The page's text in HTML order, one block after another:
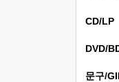
CD/LP
DVD/
문구/